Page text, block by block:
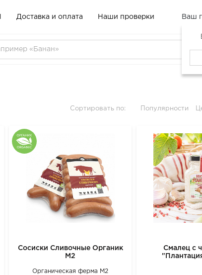
Доставка и оплата Наши проверки Ваш
Сортировать по: Популярности
Сосиски Сливочные Органик
М2
Органическая ферма М2
Смалец с